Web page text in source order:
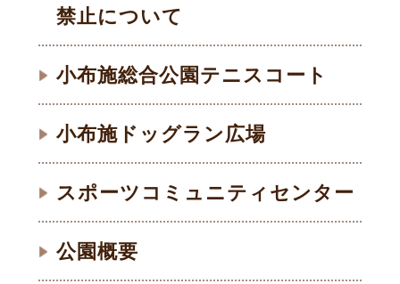
禁止について
小布施総合公園テニスコート
小布施ドッグラン広場
スポーツコミュニティセンター
公園概要